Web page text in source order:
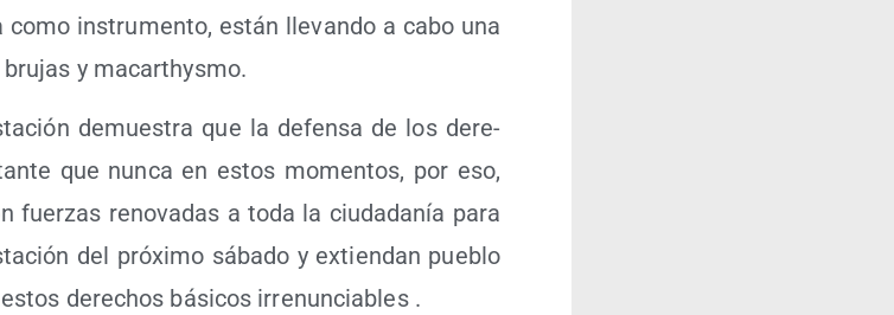
ins­tru­men­to, están lle­van­do a cabo una
y macarthysmo.
demues­tra que la defen­sa de los dere­
que nun­ca en estos momen­tos, por eso,
fuer­zas reno­va­das a toda la ciu­da­da­nía para
del pró­xi­mo sába­do y extien­dan pue­blo
dere­chos bási­cos irrenunciables .